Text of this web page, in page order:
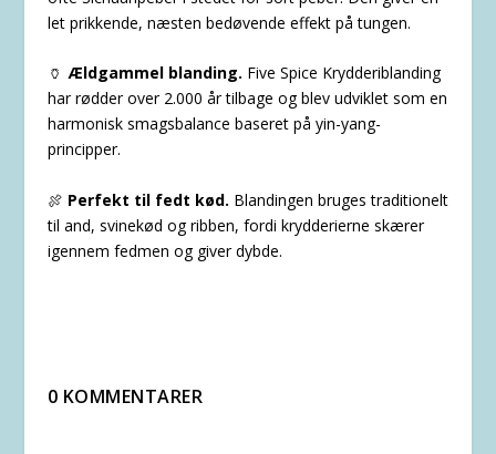
let prikkende, næsten bedøvende effekt på tungen.
🏺 Ældgammel blanding. Five Spice Krydderiblanding
har rødder over 2.000 år tilbage og blev udviklet som en
harmonisk smagsbalance baseret på yin-yang-
principper.
🍖 Perfekt til fedt kød. Blandingen bruges traditionelt
til and, svinekød og ribben, fordi krydderierne skærer
igennem fedmen og giver dybde.
0 KOMMENTARER